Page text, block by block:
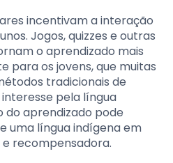
incentivam a interação
Jogos, quizzes e outras
o aprendizado mais
para os jovens, que muitas
tradicionais de
pela língua
do aprendizado pode
uma língua indígena em
recompensadora.